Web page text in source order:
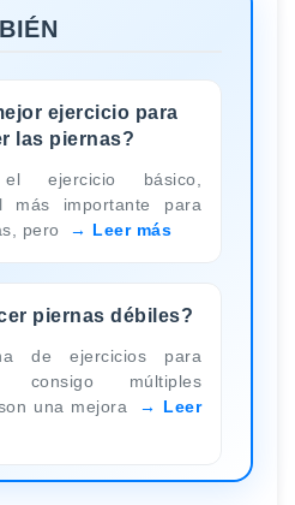
ejercicio para
las piernas?
ejercicio básico,
más importante para
pero
Leer más
piernas débiles?
de ejercicios para
consigo múltiples
una mejora
Leer